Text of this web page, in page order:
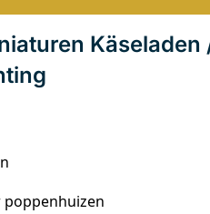
Käseladen